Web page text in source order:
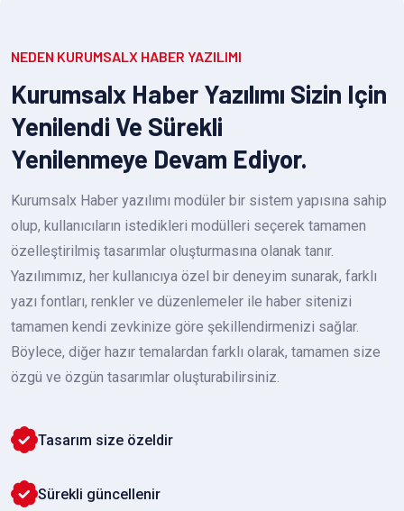
NEDEN KURUMSALX HABER YAZILIMI
Kurumsalx Haber Yazılımı Sizin Için
Yenilendi Ve Sürekli
Yenilenmeye Devam Ediyor.
Kurumsalx Haber yazılımı modüler bir sistem yapısına sahip
olup, kullanıcıların istedikleri modülleri seçerek tamamen
özelleştirilmiş tasarımlar oluşturmasına olanak tanır.
Yazılımımız, her kullanıcıya özel bir deneyim sunarak, farklı
yazı fontları, renkler ve düzenlemeler ile haber sitenizi
tamamen kendi zevkinize göre şekillendirmenizi sağlar.
Böylece, diğer hazır temalardan farklı olarak, tamamen size
özgü ve özgün tasarımlar oluşturabilirsiniz.
Tasarım size özeldir
Sürekli güncellenir